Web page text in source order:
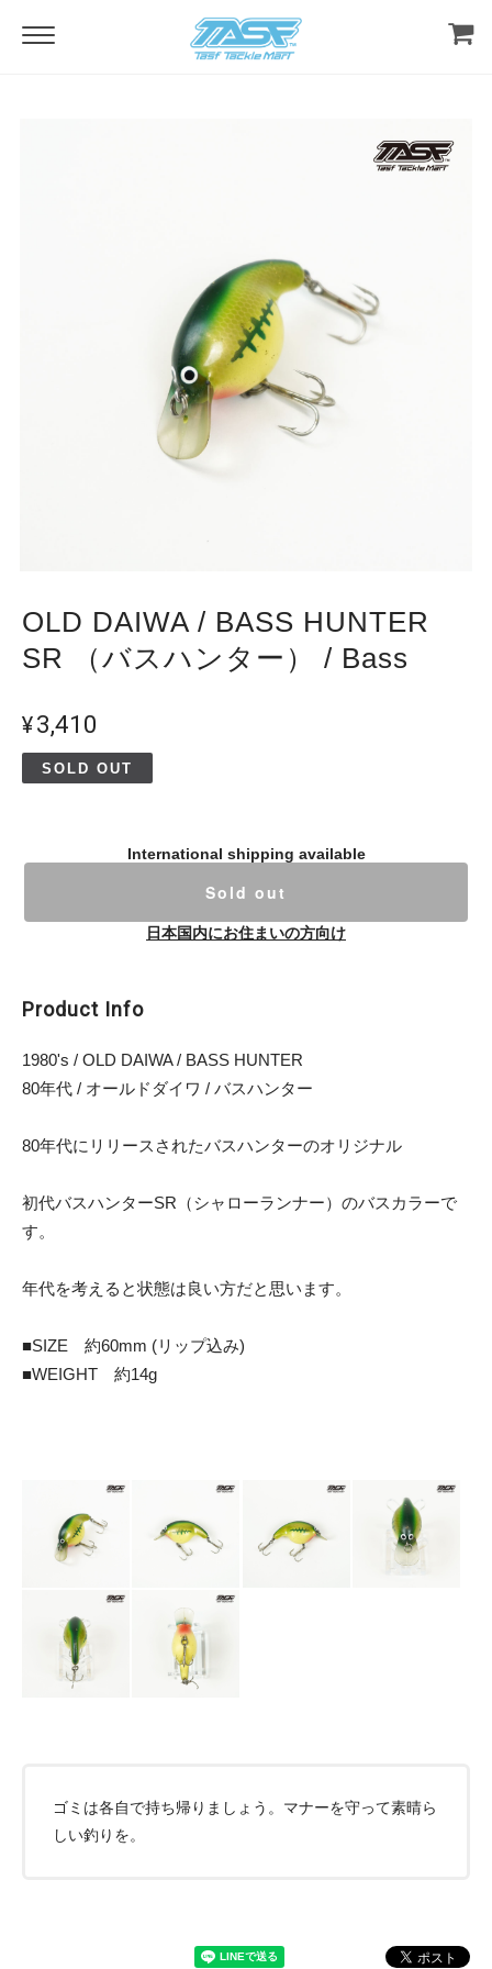
OLD DAIWA / BASS HUNTER
SR （バスハンター） / Bass
¥3,410
SOLD OUT
International shipping available
Sold out
日本国内にお住まいの方向け
Product Info
1980's / OLD DAIWA / BASS HUNTER
80年代 / オールドダイワ / バスハンター
80年代にリリースされたバスハンターのオリジナル
初代バスハンターSR（シャローランナー）のバスカラーで
す。
年代を考えると状態は良い方だと思います。
■SIZE 約60mm (リップ込み)
■WEIGHT 約14g
ゴミは各自で持ち帰りましょう。マナーを守って素晴ら
しい釣りを。